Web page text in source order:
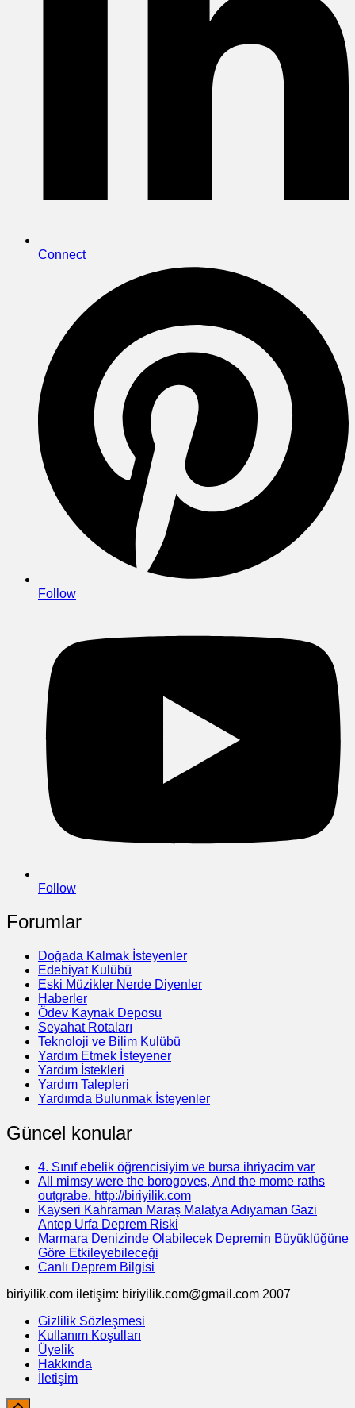
Connect
Follow
Follow
Forumlar
Doğada Kalmak İsteyenler
Edebiyat Kulübü
Eski Müzikler Nerde Diyenler
Haberler
Ödev Kaynak Deposu
Seyahat Rotaları
Teknoloji ve Bilim Kulübü
Yardım Etmek İsteyener
Yardım İstekleri
Yardım Talepleri
Yardımda Bulunmak İsteyenler
Güncel konular
4. Sınıf ebelik öğrencisiyim ve bursa ihriyacim var
All mimsy were the borogoves, And the mome raths
outgrabe. http://biriyilik.com
Kayseri Kahraman Maraş Malatya Adıyaman Gazi
Antep Urfa Deprem Riski
Marmara Denizinde Olabilecek Depremin Büyüklüğüne
Göre Etkileyebileceği
Canlı Deprem Bilgisi
biriyilik.com iletişim: biriyilik.com@gmail.com 2007
Gizlilik Sözleşmesi
Kullanım Koşulları
Üyelik
Hakkında
İletişim